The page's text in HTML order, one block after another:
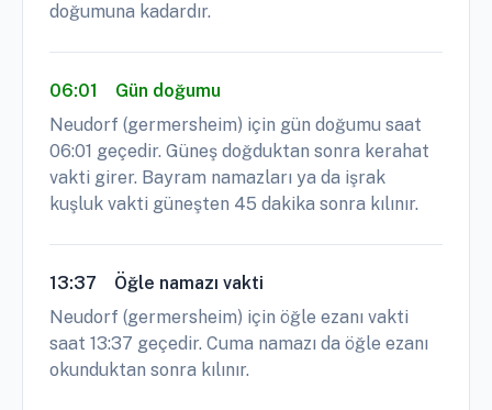
doğumuna kadardır.
06:01
Gün doğumu
Neudorf (germersheim) için gün doğumu saat
06:01 geçedir. Güneş doğduktan sonra kerahat
vakti girer. Bayram namazları ya da işrak
kuşluk vakti güneşten 45 dakika sonra kılınır.
13:37
Öğle namazı vakti
Neudorf (germersheim) için öğle ezanı vakti
saat 13:37 geçedir. Cuma namazı da öğle ezanı
okunduktan sonra kılınır.